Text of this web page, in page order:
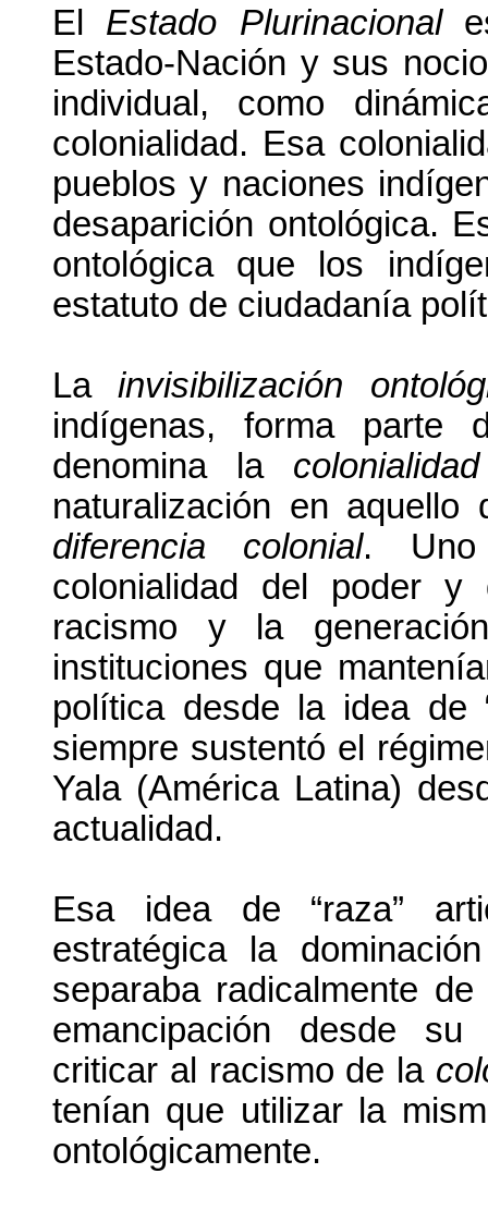
El Estado Plurinacional
Estado-Nación y sus
individual, como
colonialidad. Esa
pueblos y naciones
desaparición ontológica.
ontológica que los
estatuto de ciudadanía
Lainvisibilización
indígenas, forma parte
denomina la
naturalización en aquello
diferencia colonial. Uno
colonialidad del poder
racismo y la
instituciones que
política desde la idea de
siempre sustentó el
Yala (América Latina)
actualidad.
Esa idea de “raza”
estratégica la
separaba radicalmente
emancipación desde
criticar al racismo de la
tenían que utilizar la
ontológicamente.